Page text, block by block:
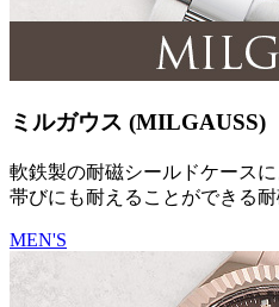
ミルガウス (MILGAUSS)
軟鉄製の耐磁シールドケース
帯びにも耐えることができる耐
MEN'S